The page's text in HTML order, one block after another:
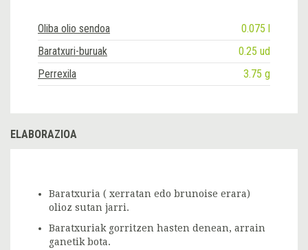
Oliba olio sendoa
0.075 l
Baratxuri-buruak
0.25 ud
Perrexila
3.75 g
ELABORAZIOA
Baratxuria ( xerratan edo brunoise erara)
olioz sutan jarri.
Baratxuriak gorritzen hasten denean, arrain
ganetik bota.